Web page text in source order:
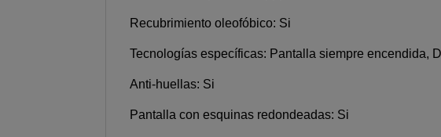
Recubrimiento oleofóbico: Si
Tecnologías específicas: Pantalla siempre encendida,
Anti-huellas: Si
Pantalla con esquinas redondeadas: Si